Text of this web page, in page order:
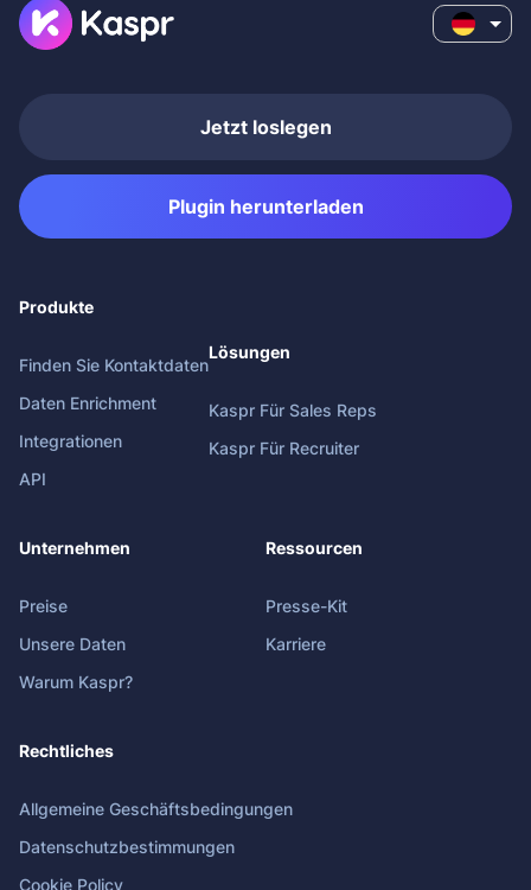
Jetzt loslegen
Plugin herunterladen
Produkte
Finden Sie Kontaktdaten
Daten Enrichment
Integrationen
API
Lösungen
Kaspr Für Sales Reps
Kaspr Für Recruiter
Unternehmen
Preise
Unsere Daten
Warum Kaspr?
Ressourcen
Presse-Kit
Karriere
Rechtliches
Allgemeine Geschäftsbedingungen
Datenschutzbestimmungen
Cookie Policy